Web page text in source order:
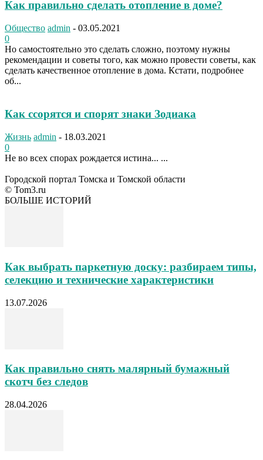
Как правильно сделать отопление в доме?
Общество admin - 03.05.2021
0
Но самостоятельно это сделать сложно, поэтому нужны
рекомендации и советы того, как можно провести советы, как
сделать качественное отопление в дома. Кстати, подробнее
об...
Как ссорятся и спорят знаки Зодиака
Жизнь admin - 18.03.2021
0
Не во всех спорах рождается истина... ...
Городской портал Томска и Томской области
© Tom3.ru
БОЛЬШЕ ИСТОРИЙ
Как выбрать паркетную доску: разбираем типы,
селекцию и технические характеристики
13.07.2026
Как правильно снять малярный бумажный
скотч без следов
28.04.2026